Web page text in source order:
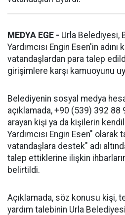
MEDYA EGE - Urla Belediyesi,
Yardımcısı Engin Esen'in adını
vatandaşlardan para talep
girişimlere karşı kamuoyunu
Belediyenin sosyal medya
açıklamada, +90 (539) 392 88
arayan kişi ya da kişilerin
Yardımcısı Engin Esen" olarak
vatandaşlara destek" adı
talep ettiklerine ilişkin
belirtildi.
Açıklamada, söz konusu kişi,
yardım talebinin Urla